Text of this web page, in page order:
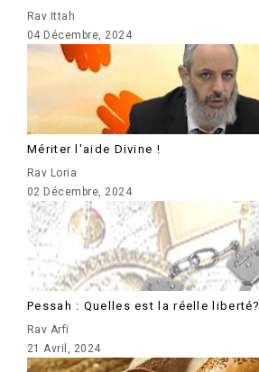
Rav Ittah
04 Décembre, 2024
Mériter l'aide Divine !
Rav Loria
02 Décembre, 2024
Pessah : Quelles est la réelle liberté?
Rav Arfi
21 Avril, 2024